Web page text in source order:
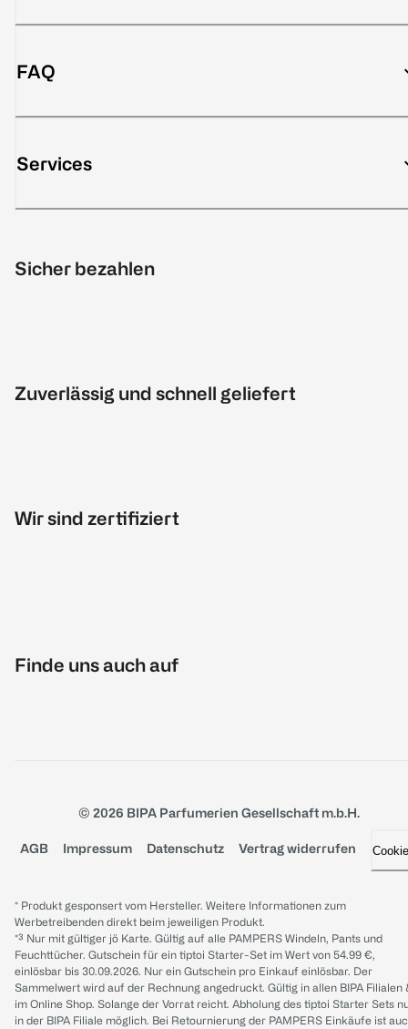
FAQ
Services
Sicher bezahlen
Zuverlässig und schnell geliefert
Wir sind zertifiziert
Finde uns auch auf
© 2026 BIPA Parfumerien Gesellschaft m.b.H.
AGB Impressum Datenschutz Vertrag widerrufen
* Produkt gesponsert vom Hersteller. Weitere Informationen zum
Werbetreibenden direkt beim jeweiligen Produkt.
*³ Nur mit gültiger jö Karte. Gültig auf alle PAMPERS Windeln, Pants und
Feuchttücher. Gutschein für ein tiptoi Starter-Set im Wert von 54.99 €,
einlösbar bis 30.09.2026. Nur ein Gutschein pro Einkauf einlösbar. Der
Sammelwert wird auf der Rechnung angedruckt. Gültig in allen BIPA Filialen
im Online Shop. Solange der Vorrat reicht. Abholung des tiptoi Starter Sets
in der BIPA Filiale möglich. Bei Retournierung der PAMPERS Einkäufe ist